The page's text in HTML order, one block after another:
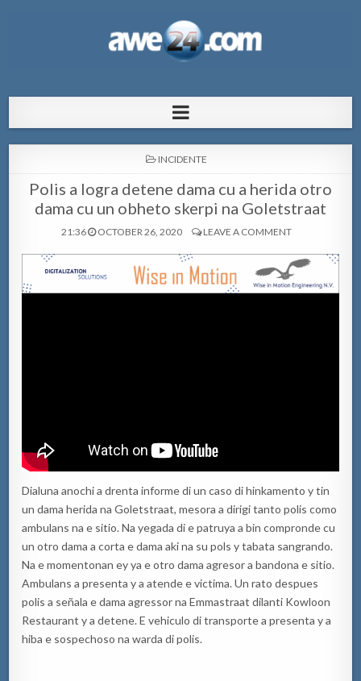
pa Aruba
POSTED
INCIDENTE
Polis a logra detene dama cu a herida otro
dama cu un obheto skerpi na Goletstraat
21:36 OCTOBER 26, 2020 LEAVE A COMMENT
Dialuna anochi a drenta informe di un caso di hinkamento y tin
un dama herida na Goletstraat, mesora a dirigi tanto polis como
ambulans na e sitio. Na yegada di e patruya a bin compronde cu
un otro dama a corta e dama aki na su pols y tabata sangrando.
Na e momentonan ey ya e otro dama agresor a bandona e sitio.
Ambulans a presenta y a atende e victima. Un rato despues
polis a señala e dama agressor na Emmastraat dilanti Kowloon
Restaurant y a detene. E vehiculo di transporte a presenta y a
hiba e sospechoso na warda di polis.